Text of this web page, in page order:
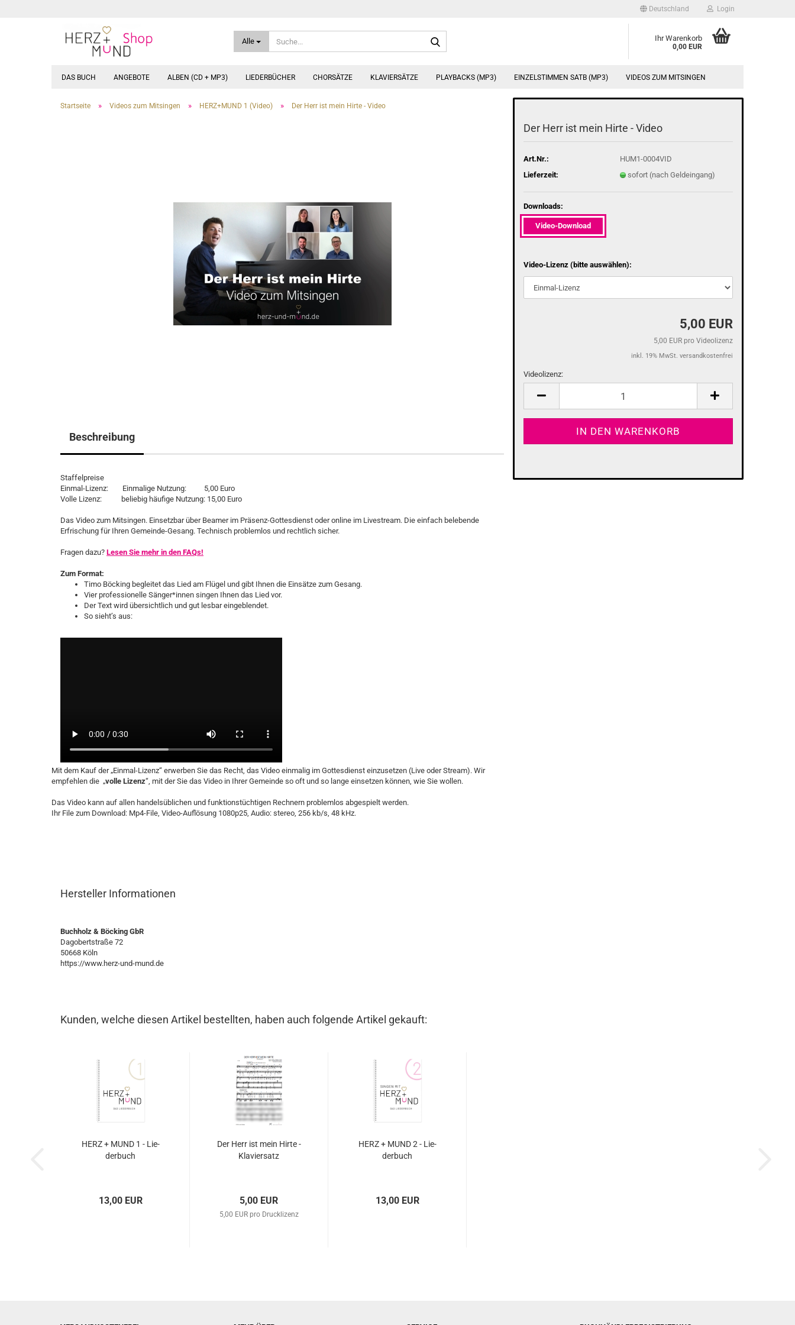
Deutschland Login
Alle Ihr Warenkorb
0,00 EUR
DAS BUCH ANGEBOTE ALBEN (CD + MP3) LIEDERBÜCHER CHORSÄTZE KLAVIERSÄTZE PLAYBACKS (MP3) EINZELSTIMMEN SATB (MP3) VIDEOS ZUM MITSINGEN
Startseite » Videos zum Mitsingen » HERZ+MUND 1 (Video) » Der Herr ist mein Hirte - Video
Der Herr ist mein Hirte - Video
Art.Nr.:
HUM1-0004VID
Lieferzeit:
sofort (nach Geldeingang)
Downloads:
Video-Download
Video-Lizenz (bitte auswählen):
5,00 EUR
5,00 EUR pro Videolizenz
inkl. 19% MwSt. versandkostenfrei
Videolizenz:
Videolizenz
Beschreibung
Staffelpreise
Einmal-Lizenz: Einmalige Nutzung: 5,00 Euro
Volle Lizenz: beliebig häufige Nutzung: 15,00 Euro
Das Video zum Mitsingen. Einsetzbar über Beamer im Präsenz-Gottesdienst oder online im Livestream. Die einfach belebende
Erfrischung für Ihren Gemeinde-Gesang. Technisch problemlos und rechtlich sicher.
Fragen dazu? Lesen Sie mehr in den FAQs!
Zum Format:
Timo Böcking begleitet das Lied am Flügel und gibt Ihnen die Einsätze zum Gesang.
Vier professionelle Sänger*innen singen Ihnen das Lied vor.
Der Text wird übersichtlich und gut lesbar eingeblendet.
So sieht’s aus:
Mit dem Kauf der „Einmal-Lizenz“ erwerben Sie das Recht, das Video einmalig im Gottesdienst einzusetzen (Live oder Stream). Wir
empfehlen die „volle Lizenz“, mit der Sie das Video in Ihrer Gemeinde so oft und so lange einsetzen können, wie Sie wollen.
Das Video kann auf allen handelsüblichen und funktionstüchtigen Rechnern problemlos abgespielt werden.
Ihr File zum Download: Mp4-File, Video-Auflösung 1080p25, Audio: stereo, 256 kb/s, 48 kHz.
Hersteller Informationen
Buchholz & Böcking GbR
Dagobertstraße 72
50668 Köln
https://www.herz-und-mund.de
Kunden, welche diesen Artikel bestellten, haben auch folgende Artikel gekauft:
HERZ + MUND 1 - Lie­
der­buch
13,00 EUR
Der Herr ist mein Hirte -
Kla­vier­satz
5,00 EUR
5,00 EUR pro Drucklizenz
HERZ + MUND 2 - Lie­
der­buch
13,00 EUR